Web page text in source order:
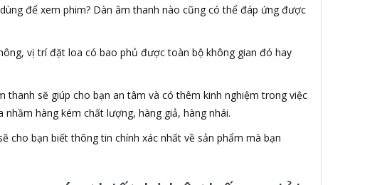
để xem phim? Dàn âm thanh nào cũng có thể đáp ứng được
vị trí đặt loa có bao phủ được toàn bộ không gian đó hay
sẽ giúp cho bạn an tâm và có thêm kinh nghiệm trong việc
hàng kém chất lượng, hàng giả, hàng nhái.
cho bạn biết thông tin chính xác nhất về sản phẩm mà bạn